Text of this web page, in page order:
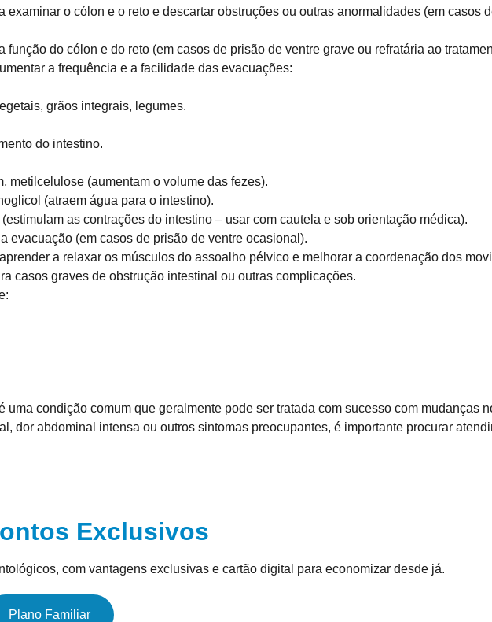
o cólon e o reto e descartar obstruções ou outras anormalidades (em casos
do cólon e do reto (em casos de prisão de ventre grave ou refratária ao
a frequência e a facilidade das evacuações:
grãos integrais, legumes.
do intestino.
metilcelulose (aumentam o volume das fezes).
(atraem água para o intestino).
as contrações do intestino – usar com cautela e sob orientação médica).
evacuação (em casos de prisão de ventre ocasional).
a relaxar os músculos do assoalho pélvico e melhorar a coordenação dos
casos graves de obstrução intestinal ou outras complicações.
uma condição comum que geralmente pode ser tratada com sucesso com mudanças
dor abdominal intensa ou outros sintomas preocupantes, é importante procurar
Exclusivos
com vantagens exclusivas e cartão digital para economizar desde já.
Plano Familiar